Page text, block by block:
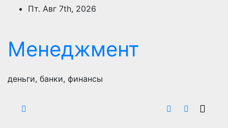
ПерейтиПт. Авг 7th, 2026
Менеджмент
деньги, банки, финансы